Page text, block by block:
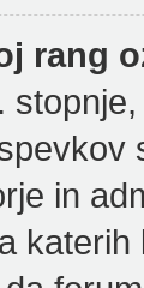
rang
in